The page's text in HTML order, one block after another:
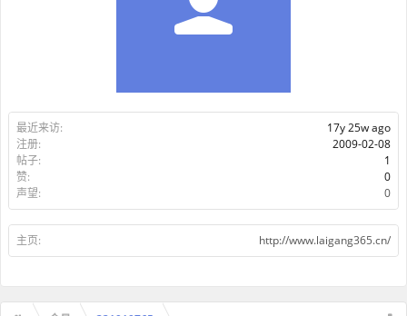
最近来访:
17y 25w ago
注册:
2009-02-08
帖子:
1
赞:
0
声望:
0
主页: http://www.laigang365.cn/